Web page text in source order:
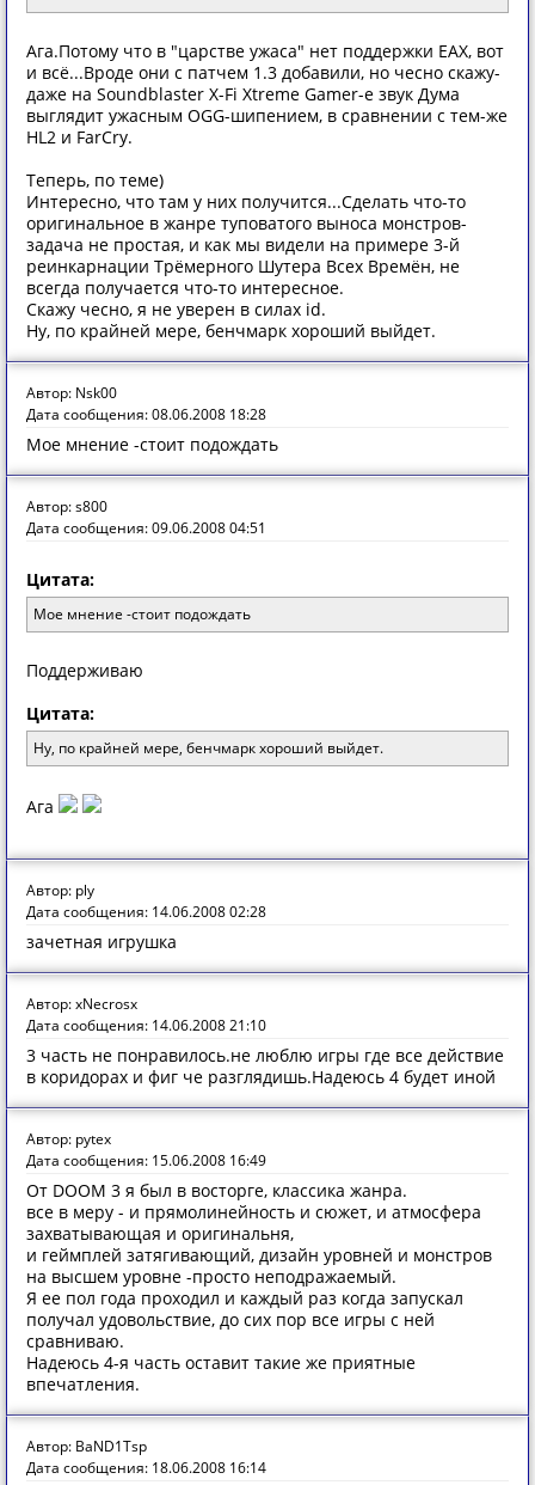
Ага.Потому что в "царстве ужаса" нет поддержки ЕАХ, вот
и всё...Вроде они с патчем 1.3 добавили, но чесно скажу-
даже на Soundblaster X-Fi Xtreme Gamer-е звук Дума
выглядит ужасным OGG-шипением, в сравнении с тем-же
HL2 и FarCry.
Теперь, по теме)
Интересно, что там у них получится...Сделать что-то
оригинальное в жанре туповатого выноса монстров-
задача не простая, и как мы видели на примере 3-й
реинкарнации Трёмерного Шутера Всех Времён, не
всегда получается что-то интересное.
Скажу чесно, я не уверен в силах id.
Ну, по крайней мере, бенчмарк хороший выйдет.
Автор: Nsk00
Дата сообщения: 08.06.2008 18:28
Мое мнение -стоит подождать
Автор: s800
Дата сообщения: 09.06.2008 04:51
Цитата:
Мое мнение -стоит подождать
Поддерживаю
Цитата:
Ну, по крайней мере, бенчмарк хороший выйдет.
Ага
Автор: ply
Дата сообщения: 14.06.2008 02:28
зачетная игрушка
Автор: xNecrosx
Дата сообщения: 14.06.2008 21:10
3 часть не понравилось.не люблю игры где все действие
в коридорах и фиг че разглядишь.Надеюсь 4 будет иной
Автор: pytex
Дата сообщения: 15.06.2008 16:49
От DOOM 3 я был в восторге, классика жанра.
все в меру - и прямолинейность и сюжет, и атмосфера
захватывающая и оригинальня,
и геймплей затягивающий, дизайн уровней и монстров
на высшем уровне -просто неподражаемый.
Я ее пол года проходил и каждый раз когда запускал
получал удовольствие, до сих пор все игры с ней
сравниваю.
Надеюсь 4-я часть оставит такие же приятные
впечатления.
Автор: BaND1Tsp
Дата сообщения: 18.06.2008 16:14